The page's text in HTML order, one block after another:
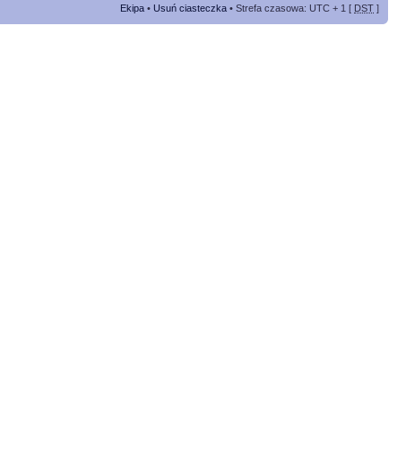
Ekipa • Usuń ciasteczka • Strefa czasowa: UTC + 1 [ DST ]